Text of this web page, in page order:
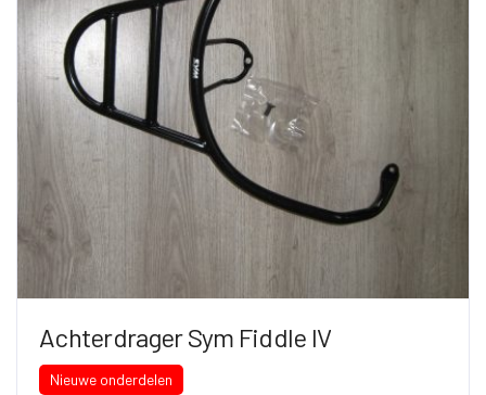
Achterdrager Sym Fiddle IV
Nieuwe onderdelen